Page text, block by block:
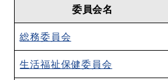
委員会名
総務委員会
生活福祉保健委員会